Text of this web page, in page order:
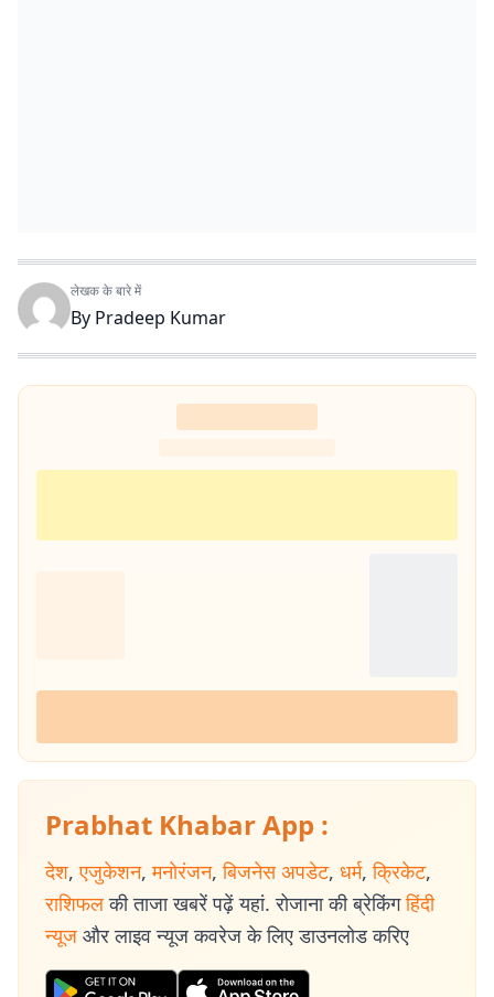
लेखक के बारे में
By Pradeep Kumar
Prabhat Khabar App :
देश, एजुकेशन, मनोरंजन, बिजनेस अपडेट, धर्म, क्रिकेट,
राशिफल की ताजा खबरें पढ़ें यहां. रोजाना की ब्रेकिंग हिंदी
न्यूज और लाइव न्यूज कवरेज के लिए डाउनलोड करिए